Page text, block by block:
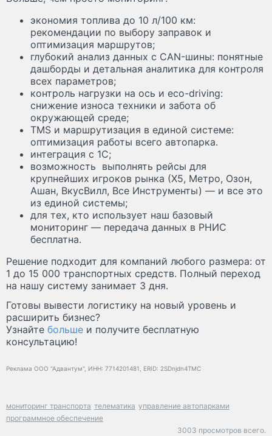
экономия топлива до 10 л/100 км:
рекомендации по выбору заправок и
оптимизация маршрутов;
глубокий анализ данных с CAN-шины: понятные
дашборды и детальная аналитика для контроля
всех параметров;
контроль нагрузки на ось и eco-driving:
снижение износа техники и забота об
окружающей среде;
TMS и маршрутизация в единой системе:
оптимизация работы всего автопарка.
интеграция с 1C;
возможность выполнять рейсы для
крупнейших игроков рынка (Х5, Метро, Озон,
Ашан, ВкусВилл, Все Инструменты) — и все это
из единой системы;
для тех, кто использует наш базовый
мониторинг — передача данных в РНИС
бесплатна.
Решение подходит для компаний любого размера: от
1 до 15 000 транспортных средств. Полный переход
на нашу систему занимает 3 дня.
Готовы вывести логистику на новый уровень и
расширить бизнес?
Узнайте больше и получите бесплатную
консультацию!
Реклама ООО "Адвантум", ИНН: 7714201481, ERID: 2SDnjdn4TMC
мониторинг транспорта телематика управление автопарками
программное обеспечение
3003 просмотров всего.